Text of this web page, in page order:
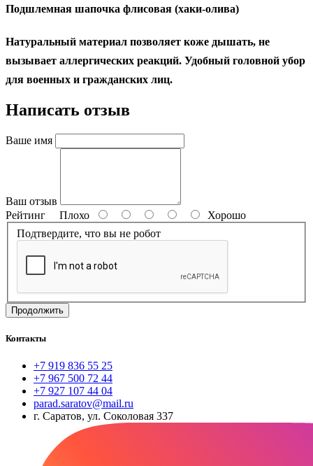
Подшлемная шапочка флисовая (хаки-олива)
Натуральный материал позволяет коже дышать, не
вызывает аллергических реакций. Удобный головной убор
для военных и гражданских лиц.
Написать отзыв
Ваше имя
Ваш отзыв
Рейтинг Плохо
Хорошо
Подтвердите, что вы не робот
Продолжить
Контакты
+7 919 836 55 25
+7 967 500 72 44
+7 927 107 44 04
parad.saratov@mail.ru
г. Саратов, ул. Соколовая 337